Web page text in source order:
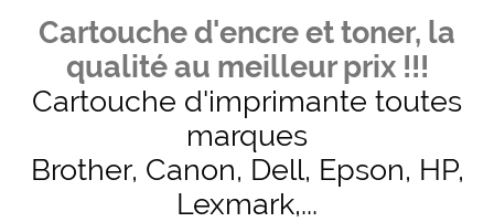
Cartouche d'encre et toner, la
qualité au meilleur prix !!!
Cartouche d'imprimante toutes
marques
Brother, Canon, Dell, Epson, HP,
Lexmark,...